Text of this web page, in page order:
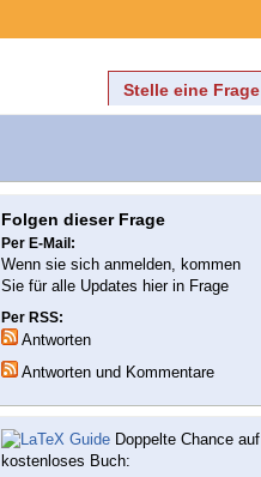
Stelle eine Frage
Folgen dieser Frage
Per E-Mail:
Wenn sie sich anmelden, kommen
Sie für alle Updates hier in Frage
Per RSS:
Antworten
Antworten und Kommentare
Doppelte Chance auf
kostenloses Buch: